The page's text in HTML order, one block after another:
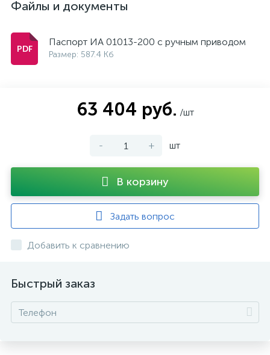
Файлы и документы
Паспорт ИА 01013-200 с ручным приводом
Размер: 587.4 Кб
63 404 руб. /шт
- + шт
В корзину
Задать вопрос
Добавить к сравнению
Быстрый заказ